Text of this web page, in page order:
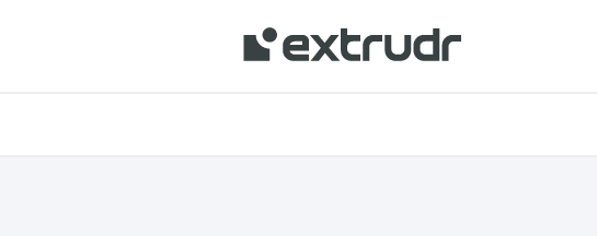
le contenu de votre région et acheter en ligne.